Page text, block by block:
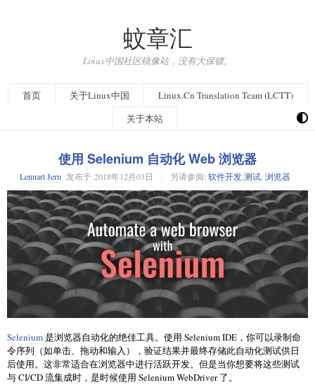
蚊章汇
Linux中国社区镜像站，没有大保镖。
首页 关于Linux中国
Linux.Cn Translation Team (LCTT)
关于本站
使用 Selenium 自动化 Web 浏览器
Lennart Jern 发布于 2018年12月03日 另请参阅: 软件开发,测试, 浏览器
Selenium是浏览器自动化的绝佳工具。使用 Selenium IDE，你可以录制命
令序列（如单击、拖动和输入），验证结果并最终存储此自动化测试供日
后使用。这非常适合在浏览器中进行活跃开发。但是当你想要将这些测试
与 CI/CD 流集成时，是时候使用 Selenium WebDriver 了。